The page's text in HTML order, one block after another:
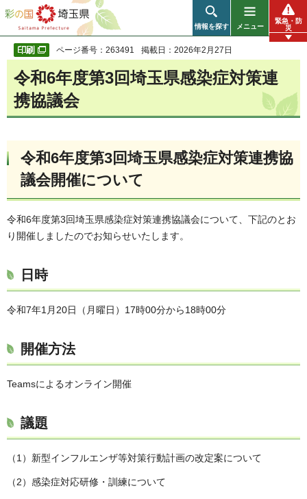
彩の国 埼玉県
情報を探す メニュー
緊急・防
災
ページ番号：263491 掲載日：2026年2月27日
令和6年度第3回埼玉県感染症対策連
携協議会
令和6年度第3回埼玉県感染症対策連携協
議会開催について
令和6年度第3回埼玉県感染症対策連携協議会について、下記のとお
り開催しましたのでお知らせいたします。
日時
令和7年1月20日（月曜日）17時00分から18時00分
開催方法
Teamsによるオンライン開催
議題
（1）新型インフルエンザ等対策行動計画の改定案について
（2）感染症対応研修・訓練について